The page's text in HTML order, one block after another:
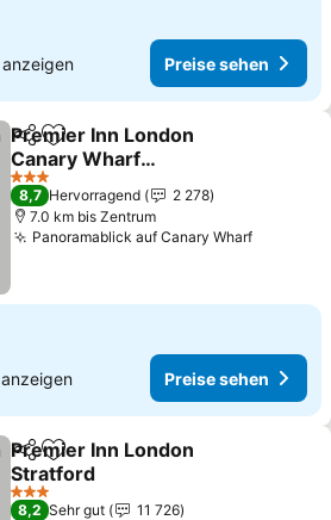
anzeigen Preise sehen
TeilenZu Favoriten hinzufügen
Premier Inn London
Canary Wharf
(Westferry) hotel
Preise sehen
3 Sterne
8,7 Hervorragend
2 278
7.0 km bis Zentrum
Panoramablick auf Canary WharfPreise
anzeigen Preise sehen
TeilenZu Favoriten hinzufügen
Premier Inn London
Stratford
Preise sehen
3 Sterne
8,2 Sehr gut
11 726